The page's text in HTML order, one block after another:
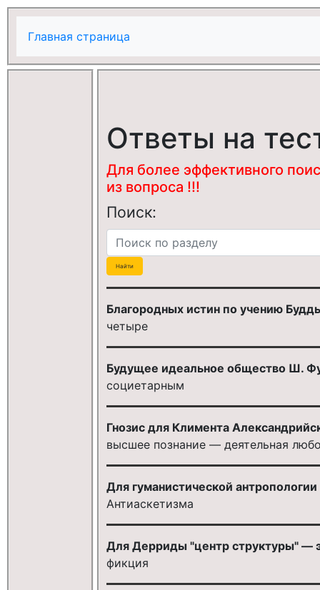
Главная страница
Ответы на
Для более эффективного
из вопроса !!!
Поиск:
Благородных истин по учению
четыре
Будущее идеальное общество Ш.
социетарным
Гнозис для Климента
высшее познание — деятельная
Для гуманистической
Антиаскетизма
Для Дерриды "центр структуры" —
фикция